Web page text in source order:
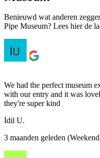
Benieuwd wat anderen
Pipe Museum? Lees hier de
We had the perfect museum
with our entry and it was
they're super kind
İdil U.
3 maanden geleden